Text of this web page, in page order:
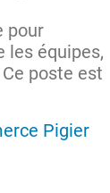
pour
les équipes,
poste est
Pigier